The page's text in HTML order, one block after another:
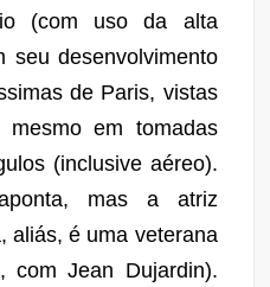
(com uso da alta
seu desenvolvimento
de Paris, vistas
em tomadas
(inclusive aéreo).
mas a atriz
aliás, é uma veterana
, com Jean Dujardin).